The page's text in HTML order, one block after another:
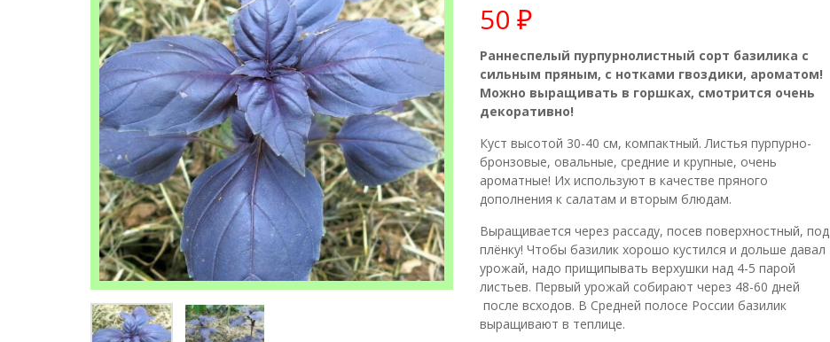
50 ₽
Раннеспелый пурпурнолистный сорт базилика с
сильным пряным, с нотками гвоздики, ароматом!
Можно выращивать в горшках, смотрится очень
декоративно!
Куст высотой 30-40 см, компактный. Листья пурпурно-
бронзовые, овальные, средние и крупные, очень
ароматные! Их используют в качестве пряного
дополнения к салатам и вторым блюдам.
Выращивается через рассаду, посев поверхностный, под
плёнку! Чтобы базилик хорошо кустился и дольше давал
урожай, надо прищипывать верхушки над 4-5 парой
листьев. Первый урожай собирают через 48-60 дней
после всходов. В Средней полосе России базилик
выращивают в теплице.